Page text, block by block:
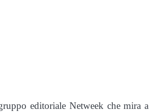
editoriale Netweek che mira a